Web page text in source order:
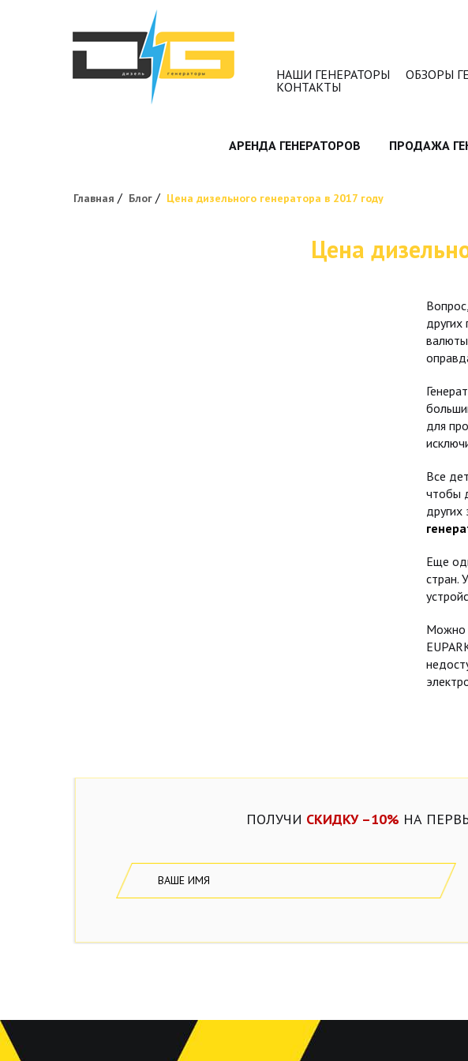
НАШИ ГЕНЕРАТОРЫ ОБЗОРЫ
КОНТАКТЫ
АРЕНДА ГЕНЕРАТОРОВ ПРОДАЖА
Главная / Блог / Цена дизельного генератора в 2017 году
Цена
для
Все
чтобы
Еще
стран.
Можно
ПОЛУЧИ СКИДКУ –10% НА